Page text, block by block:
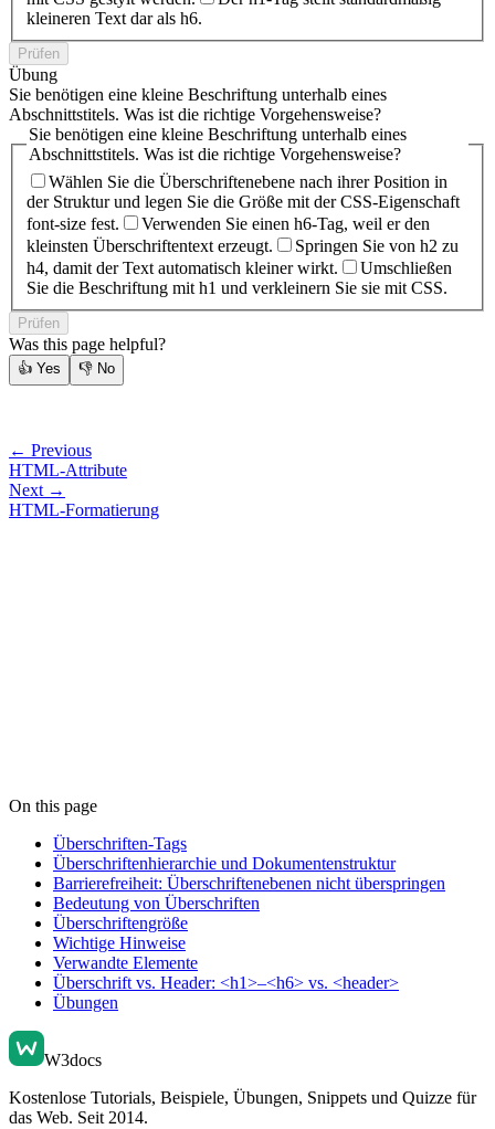
kleineren Text dar als h6.
Prüfen
Übung
Sie benötigen eine kleine Beschriftung unterhalb eines
Abschnittstitels. Was ist die richtige Vorgehensweise?
Sie benötigen eine kleine Beschriftung unterhalb eines
Abschnittstitels. Was ist die richtige Vorgehensweise?
Wählen Sie die Überschriftenebene nach ihrer Position in
der Struktur und legen Sie die Größe mit der CSS-Eigenschaft
font-size fest.
Verwenden Sie einen h6-Tag, weil er den
kleinsten Überschriftentext erzeugt.
Springen Sie von h2 zu
h4, damit der Text automatisch kleiner wirkt.
Umschließen
Sie die Beschriftung mit h1 und verkleinern Sie sie mit CSS.
Prüfen
Was this page helpful?
👍 Yes 👎 No
← Previous
HTML-Attribute
Next →
HTML-Formatierung
On this page
Überschriften-Tags
Überschriftenhierarchie und Dokumentenstruktur
Barrierefreiheit: Überschriftenebenen nicht überspringen
Bedeutung von Überschriften
Überschriftengröße
Wichtige Hinweise
Verwandte Elemente
Überschrift vs. Header: <h1>–<h6> vs. <header>
Übungen
W3docs
Kostenlose Tutorials, Beispiele, Übungen, Snippets und Quizze für
das Web. Seit 2014.